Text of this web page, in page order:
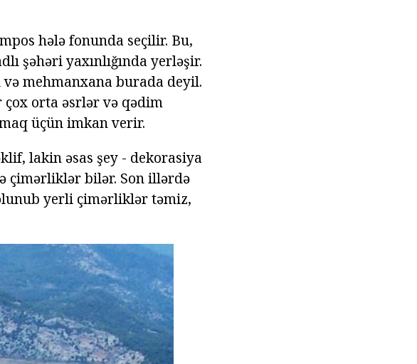
hələ fonunda seçilir. Bu,
şəhəri yaxınlığında yerləşir.
mehmanxana burada deyil.
orta əsrlər və qədim
üçün imkan verir.
lakin əsas şey - dekorasiya
çimərliklər bilər. Son illərdə
yerli çimərliklər təmiz,